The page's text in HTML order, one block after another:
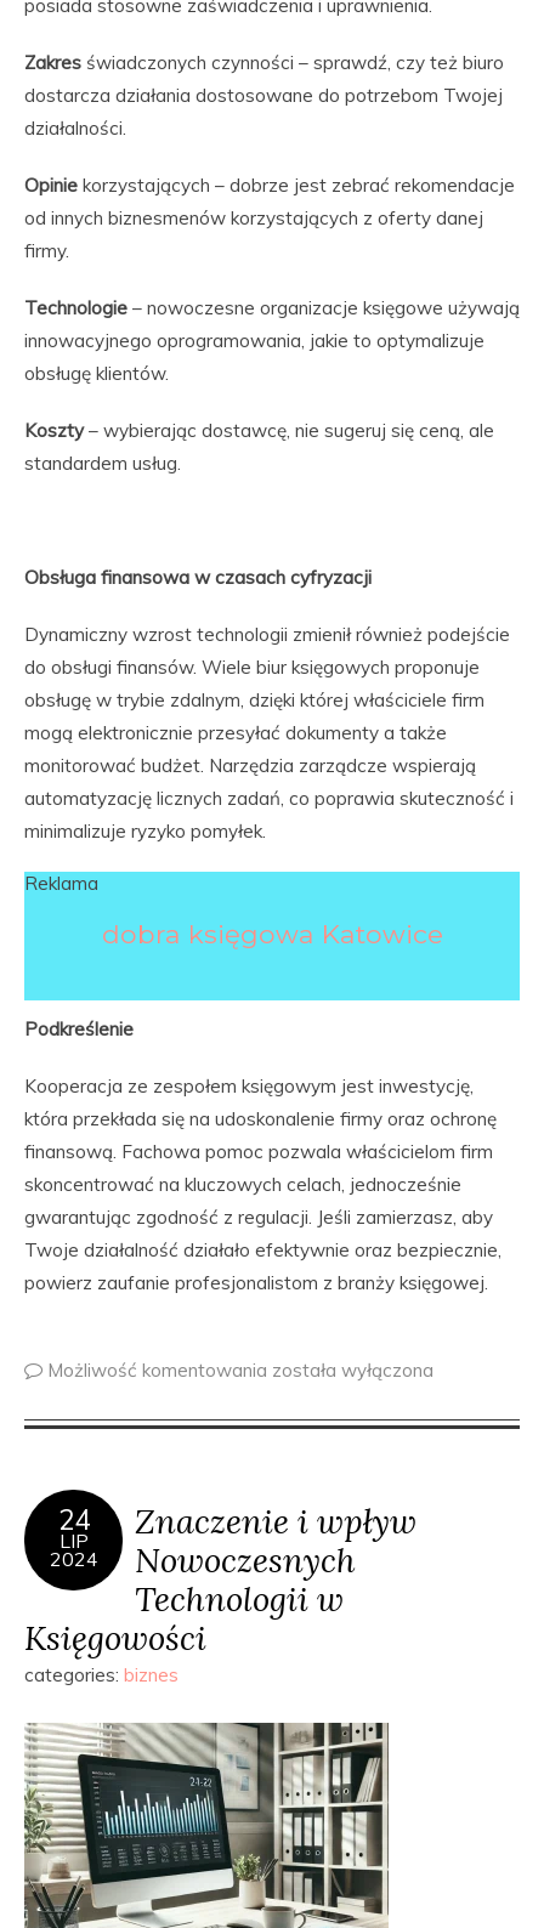
posiada stosowne zaświadczenia i uprawnienia.
Zakres świadczonych czynności – sprawdź, czy też biuro
dostarcza działania dostosowane do potrzebom Twojej
działalności.
Opinie korzystających – dobrze jest zebrać rekomendacje
od innych biznesmenów korzystających z oferty danej
firmy.
Technologie – nowoczesne organizacje księgowe używają
innowacyjnego oprogramowania, jakie to optymalizuje
obsługę klientów.
Koszty– wybierając dostawcę, nie sugeruj się ceną, ale
standardem usług.
Obsługa finansowa w czasach cyfryzacji
Dynamiczny wzrost technologii zmienił również podejście
do obsługi finansów. Wiele biur księgowych proponuje
obsługę w trybie zdalnym, dzięki której właściciele firm
mogą elektronicznie przesyłać dokumenty a także
monitorować budżet. Narzędzia zarządcze wspierają
automatyzację licznych zadań, co poprawia skuteczność i
minimalizuje ryzyko pomyłek.
Reklama
dobra księgowa Katowice
Podkreślenie
Kooperacja ze zespołem księgowym jest inwestycję,
która przekłada się na udoskonalenie firmy oraz ochronę
finansową. Fachowa pomoc pozwala właścicielom firm
skoncentrować na kluczowych celach, jednocześnie
gwarantując zgodność z regulacji. Jeśli zamierzasz, aby
Twoje działalność działało efektywnie oraz bezpiecznie,
powierz zaufanie profesjonalistom z branży księgowej.
Możliwość komentowania została wyłączona
24
LIP
2024
Znaczenie i wpływ
Nowoczesnych
Technologii w
Księgowości
categories: biznes